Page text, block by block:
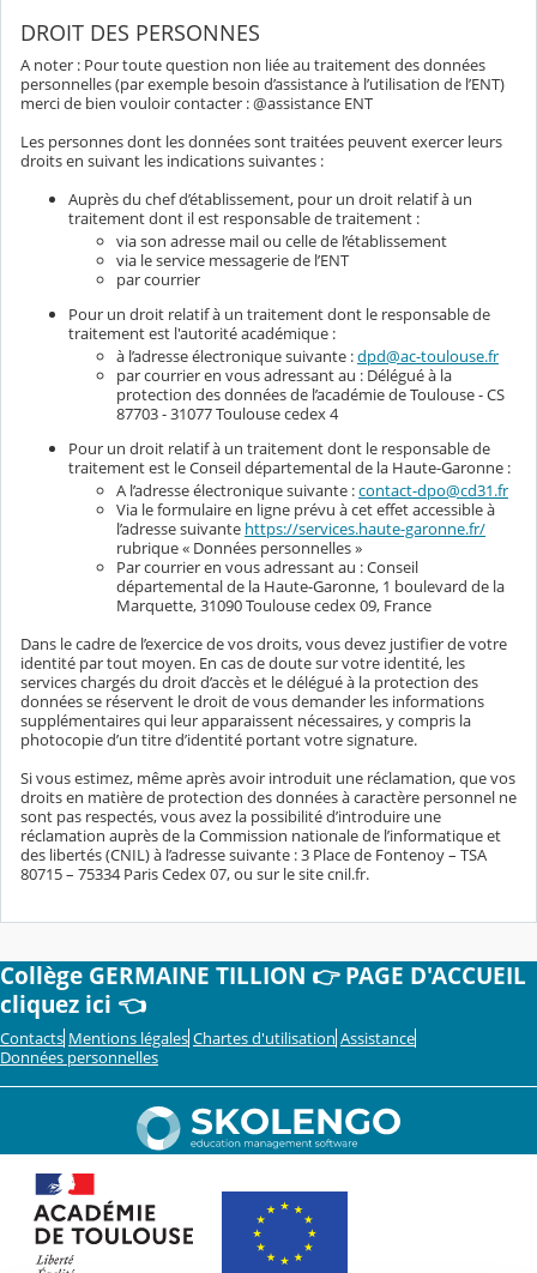
DROIT DES PERSONNES
A noter : Pour toute question non liée au traitement des données
personnelles (par exemple besoin d’assistance à l’utilisation de l’ENT)
merci de bien vouloir contacter : @assistance ENT
Les personnes dont les données sont traitées peuvent exercer leurs
droits en suivant les indications suivantes :
Auprès du chef d’établissement, pour un droit relatif à un
traitement dont il est responsable de traitement :
via son adresse mail ou celle de l’établissement
via le service messagerie de l’ENT
par courrier
Pour un droit relatif à un traitement dont le responsable de
traitement est l'autorité académique :
à l’adresse électronique suivante :dpd@ac-toulouse.fr
par courrier en vous adressant au : Délégué à la
protection des données de l’académie de Toulouse - CS
87703 - 31077 Toulouse cedex 4
Pour un droit relatif à un traitement dont le responsable de
traitement est le Conseil départemental de la Haute-Garonne :
A l’adresse électronique suivante :contact-dpo@cd31.fr
Via le formulaire en ligne prévu à cet effet accessible à
l’adresse suivante https://services.haute-garonne.fr/
rubrique « Données personnelles »
Par courrier en vous adressant au : Conseil
départemental de la Haute-Garonne, 1 boulevard de la
Marquette, 31090 Toulouse cedex 09, France
Dans le cadre de l’exercice de vos droits, vous devez justifier de votre
identité par tout moyen. En cas de doute sur votre identité, les
services chargés du droit d’accès et le délégué à la protection des
données se réservent le droit de vous demander les informations
supplémentaires qui leur apparaissent nécessaires, y compris la
photocopie d’un titre d’identité portant votre signature.
Si vous estimez, même après avoir introduit une réclamation, que vos
droits en matière de protection des données à caractère personnel ne
sont pas respectés, vous avez la possibilité d’introduire une
réclamation auprès de la Commission nationale de l’informatique et
des libertés (CNIL) à l’adresse suivante : 3 Place de Fontenoy – TSA
80715 – 75334 Paris Cedex 07, ou sur le site cnil.fr.
Collège GERMAINE TILLION 👉 PAGE D'ACCUEIL
cliquez ici 👈
Contacts Mentions légales Chartes d'utilisation Assistance
Données personnelles